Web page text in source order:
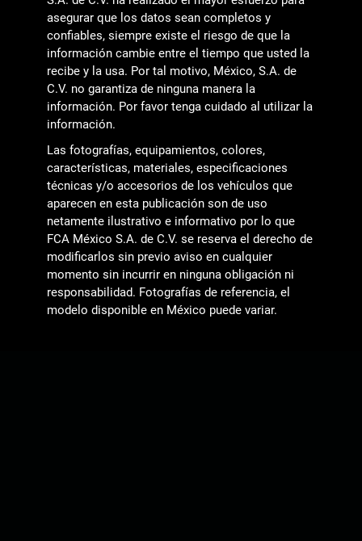
asegurar que los datos sean completos y
confiables, siempre existe el riesgo de que la
información cambie entre el tiempo que usted la
recibe y la usa. Por tal motivo, México, S.A. de
C.V. no garantiza de ninguna manera la
información. Por favor tenga cuidado al utilizar la
información.
Las fotografías, equipamientos, colores,
características, materiales, especificaciones
técnicas y/o accesorios de los vehículos que
aparecen en esta publicación son de uso
netamente ilustrativo e informativo por lo que
FCA México S.A. de C.V. se reserva el derecho de
modificarlos sin previo aviso en cualquier
momento sin incurrir en ninguna obligación ni
responsabilidad. Fotografías de referencia, el
modelo disponible en México puede variar.